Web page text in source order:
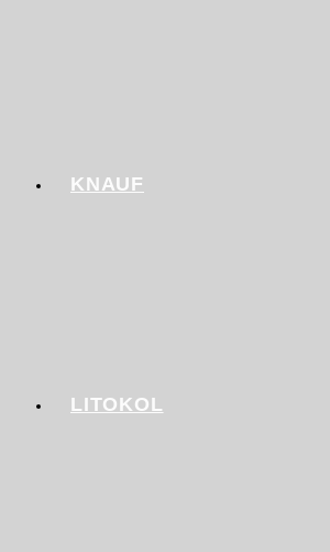
KNAUF
LITOKOL